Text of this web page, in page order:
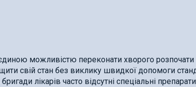
можливістю переконати хворого розпочати
свій стан без виклику швидкої допомоги
лікарів часто відсутні спеціальні